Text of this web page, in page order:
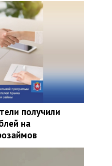
получили
на